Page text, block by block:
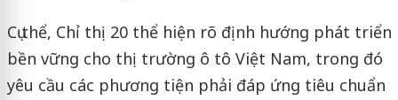
Cụ thể, Chỉ thị 20 thể hiện rõ định hướng phát triển
bền vững cho thị trường ô tô Việt Nam, trong đó
yêu cầu các phương tiện phải đáp ứng tiêu chuẩn